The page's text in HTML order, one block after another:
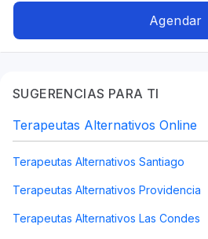
Agendar
SUGERENCIAS PARA TI
Terapeutas Alternativos Online
Terapeutas Alternativos Santiago
Terapeutas Alternativos Providencia
Terapeutas Alternativos Las Condes